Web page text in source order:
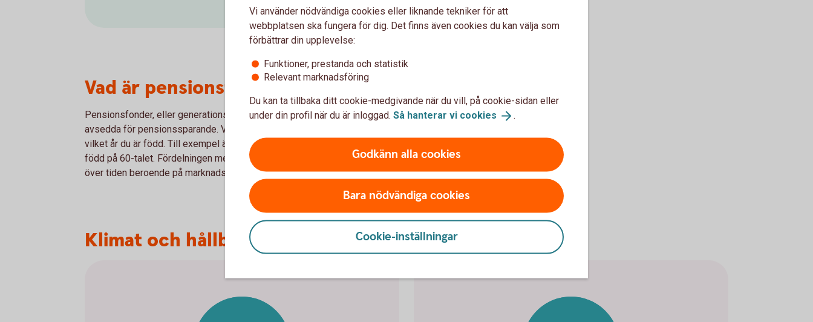
Vad är pensionsfonder?
Pensionsfonder, eller generationsfonder, är en speciell typ av blandfonder som är
avsedda för pensionssparande. Våra pensionsfonder – Transfer – är anpassade efter
vilket år du är född. Till exempel är Transfer 60 en "60-talistfond" som passar dig som är
född på 60-talet. Fördelningen mellan aktier och räntebärande värdepapper förändras
över tiden beroende på marknadsläget och hur lång tid du har kvar till pensionen.
Klimat och hållbarhet i fokus i Transferfonderna
Vi använder nödvändiga cookies eller liknande tekniker för att
webbplatsen ska fungera för dig. Det finns även cookies du kan välja som
förbättrar din upplevelse:
Funktioner, prestanda och statistik
Relevant marknadsföring
Du kan ta tillbaka ditt cookie-medgivande när du vill, på cookie-sidan eller
under din profil när du är inloggad. Så hanterar vi cookies .
Godkänn alla cookies
Bara nödvändiga cookies
Cookie-inställningar